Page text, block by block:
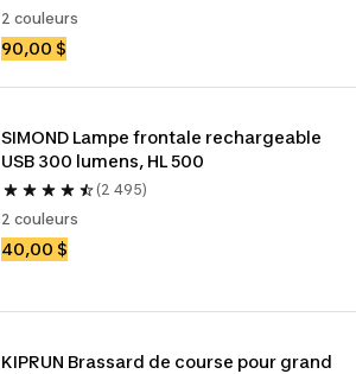
2 couleurs
90,00 $
SIMOND Lampe frontale rechargeable
USB 300 lumens, HL 500
(2 495)
2 couleurs
40,00 $
KIPRUN Brassard de course pour grand